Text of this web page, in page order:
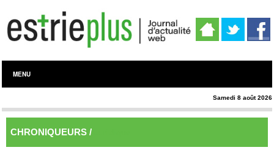
MENU
Samedi 8 août 2026
CHRONIQUEURS /